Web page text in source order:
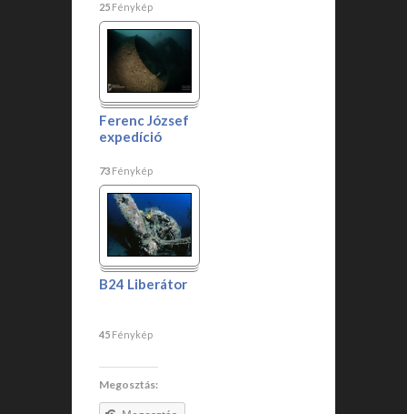
25 Fénykép
Ferenc József
expedíció
73 Fénykép
B24 Liberátor
45 Fénykép
Megosztás: